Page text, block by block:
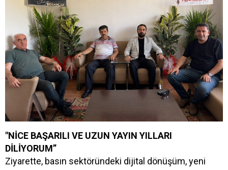
"NİCE BAŞARILI VE UZUN YAYIN YILLARI
DİLİYORUM”
Ziyarette, basın sektöründeki dijital dönüşüm, yeni